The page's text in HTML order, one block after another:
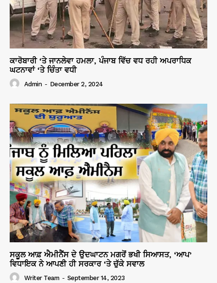
ਕਾਰੋਬਾਰੀ ‘ਤੇ ਜਾਨਲੇਵਾ ਹਮਲਾ, ਪੰਜਾਬ ਵਿੱਚ ਵਧ ਰਹੀ ਅਪਰਾਧਿਕ
ਘਟਨਾਵਾਂ ‘ਤੇ ਚਿੰਤਾ ਵਧੀ
Admin - December 2, 2024
ਸਕੂਲ ਆਫ਼ ਐਮੀਨੈਂਸ ਦੇ ਉਦਘਾਟਨ ਮਗਰੋਂ ਭਖੀ ਸਿਆਸਤ, ‘ਆਪ’
ਵਿਧਾਇਕ ਨੇ ਆਪਣੀ ਹੀ ਸਰਕਾਰ ‘ਤੇ ਚੁੱਕੇ ਸਵਾਲ
Writer Team - September 14, 2023